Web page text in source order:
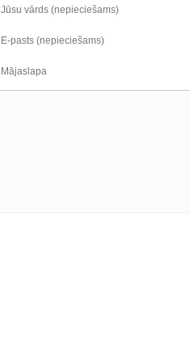
Jūsu vārds (nepieciešams)
E-pasts (nepieciešams)
Mājaslapa